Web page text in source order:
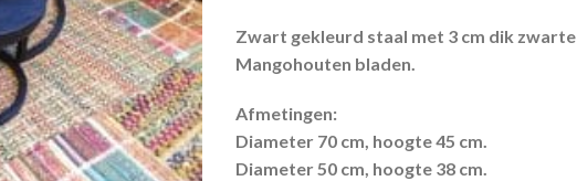
Zwart gekleurd staal met 3 cm dik zwarte
Mangohouten bladen.
Afmetingen:
Diameter 70 cm, hoogte 45 cm.
Diameter 50 cm, hoogte 38 cm.